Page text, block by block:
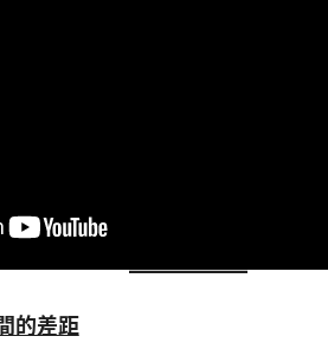
的差距